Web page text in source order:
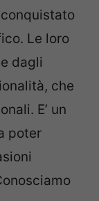
Le loro
dagli
che
E’ un
poter